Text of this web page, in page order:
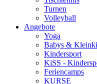
Turnen
Volleyball
Angebote
Yoga
Babys &
Kindersport
KiSS -
Feriencamps
KURSE